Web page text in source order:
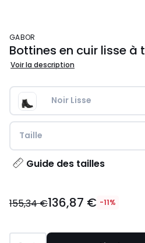
GABOR
Bottines en cuir lisse à
Voir la description
Noir Lisse
Taille
Guide des tailles
€
155,34 €136,87 € -11%